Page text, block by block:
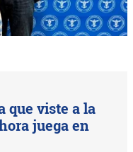
que viste a la
juega en